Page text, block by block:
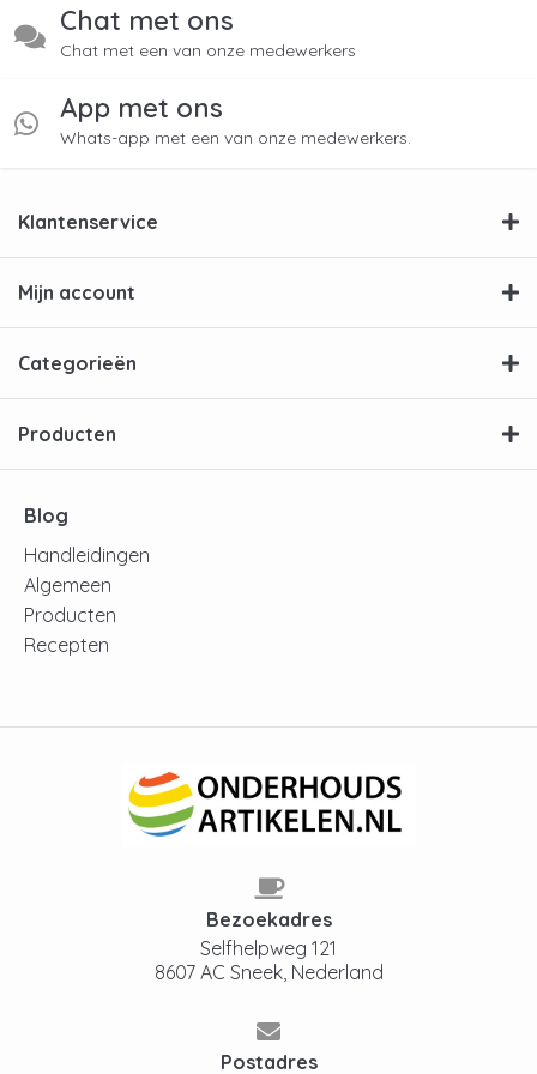
Chat met ons
Chat met een van onze medewerkers
App met ons
Whats-app met een van onze medewerkers.
Klantenservice
Mijn account
Categorieën
Producten
Blog
Handleidingen
Algemeen
Producten
Recepten
Bezoekadres
Selfhelpweg 121
8607 AC Sneek, Nederland
Postadres